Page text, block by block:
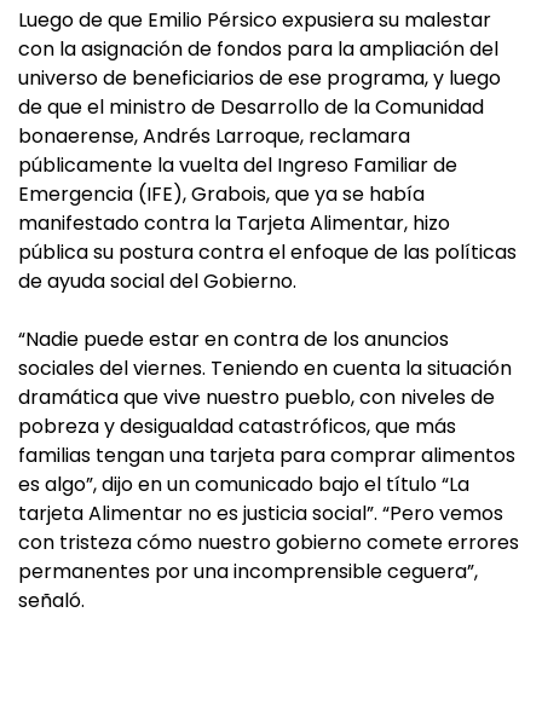
Luego de que Emilio Pérsico expusiera su malestar
con la asignación de fondos para la ampliación del
universo de beneficiarios de ese programa, y luego
de que el ministro de Desarrollo de la Comunidad
bonaerense, Andrés Larroque, reclamara
públicamente la vuelta del Ingreso Familiar de
Emergencia (IFE), Grabois, que ya se había
manifestado contra la Tarjeta Alimentar, hizo
pública su postura contra el enfoque de las políticas
de ayuda social del Gobierno.
“Nadie puede estar en contra de los anuncios
sociales del viernes. Teniendo en cuenta la situación
dramática que vive nuestro pueblo, con niveles de
pobreza y desigualdad catastróficos, que más
familias tengan una tarjeta para comprar alimentos
es algo”, dijo en un comunicado bajo el título “La
tarjeta Alimentar no es justicia social”. “Pero vemos
con tristeza cómo nuestro gobierno comete errores
permanentes por una incomprensible ceguera”,
señaló.